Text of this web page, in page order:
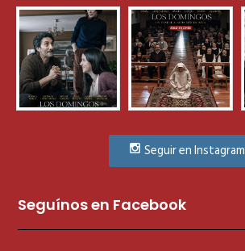
Seguir en Instagram
Seguínos en Facebook